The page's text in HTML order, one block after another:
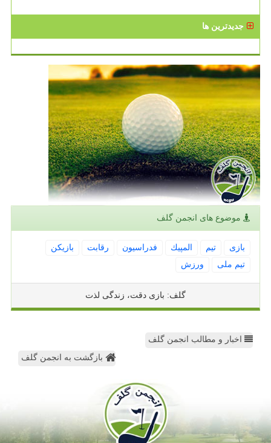
جدیدترین ها
موضوع های انجمن گلف
بازی تیم المپیك فدراسیون رقابت
بازیكن
تیم ملی
ورزش
گلف: بازی دقت، زندگی لذت
اخبار و مطالب انجمن گلف
بازگشت به انجمن گلف